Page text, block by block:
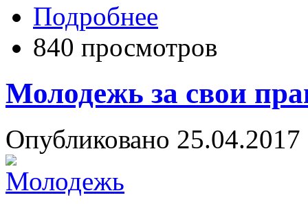
Подробнее
840 просмотров
Молодежь за свои
Опубликовано